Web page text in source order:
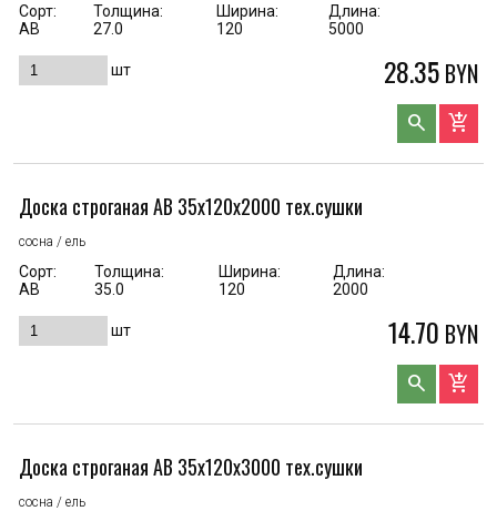
Сорт:
AB
Толщина:
27.0
Ширина:
120
Длина:
5000
шт 28.35 BYN
search add_shopping_cart
Доска строганая AB 35x120x2000 тех.сушки
сосна / ель
Сорт:
АВ
Толщина:
35.0
Ширина:
120
Длина:
2000
шт 14.70 BYN
search add_shopping_cart
Доска строганая AB 35x120x3000 тех.сушки
сосна / ель